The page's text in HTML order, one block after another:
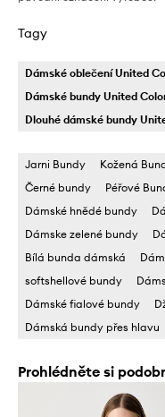
Tagy
Dámské oblečení United
Dámské bundy United
Dlouhé dámské bundy
Jarni Bundy Kožená
Černé bundy
Péřové
Dámské hnědé bundy
Dámske zelené bundy
Bílá bunda dámská
softshellové bundy
Dámské fialové bundy
Dámská bundy přes hlavu
Prohlédněte si